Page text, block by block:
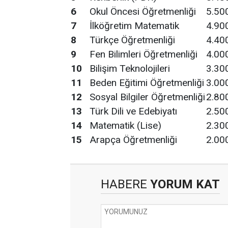
6
Okul Öncesi Öğretmenliği
7
İlköğretim Matematik
8
Türkçe Öğretmenliği
9
Fen Bilimleri Öğretmenliği
10
Bilişim Teknolojileri
11
Beden Eğitimi Öğretmenliği
12
Sosyal Bilgiler Öğretmenliği
13
Türk Dili ve Edebiyatı
14
Matematik (Lise)
15
Arapça Öğretmenliği
HABERE YORUM KAT